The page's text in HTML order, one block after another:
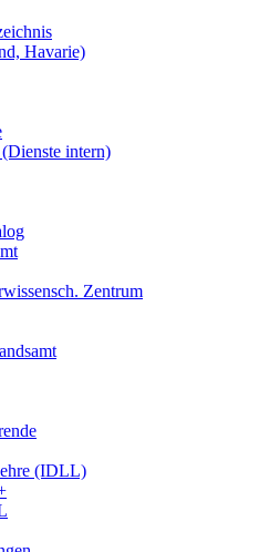
Havarie)
intern)
Zentrum
(IDLL)